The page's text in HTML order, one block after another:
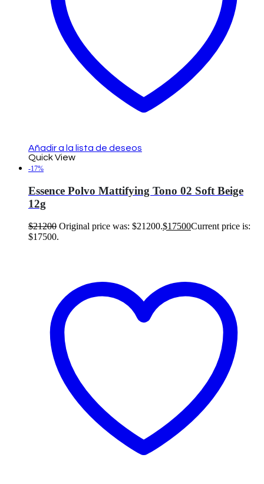
Añadir a la lista de deseos
Quick View
-17%
Essence Polvo Mattifying Tono 02 Soft Beige
12g
$21200 Original price was: $21200.$17500Current price is:
$17500.